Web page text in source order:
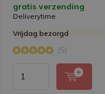
gratis verzending
Deliverytime
Vrijdag bezorgd
(5)